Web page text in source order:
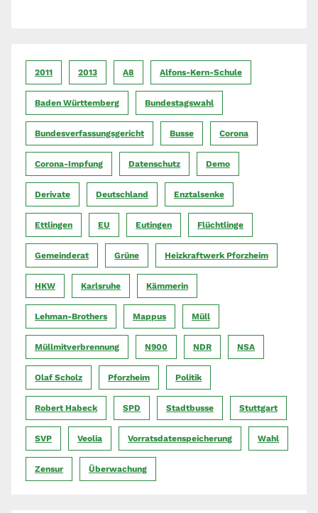
2011 2013 A8 Alfons-Kern-Schule
Baden Württemberg Bundestagswahl
Bundesverfassungsgericht Busse Corona
Corona-Impfung Datenschutz Demo
Derivate Deutschland Enztalsenke
Ettlingen EU Eutingen Flüchtlinge
Gemeinderat Grüne Heizkraftwerk Pforzheim
HKW Karlsruhe Kämmerin
Lehman-Brothers Mappus Müll
Müllmitverbrennung N900 NDR NSA
Olaf Scholz Pforzheim Politik
Robert Habeck SPD Stadtbusse Stuttgart
SVP Veolia Vorratsdatenspeicherung Wahl
Zensur Überwachung